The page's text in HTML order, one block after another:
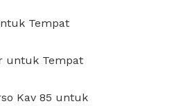
Tempat
untuk Tempat
Kav 85 untuk